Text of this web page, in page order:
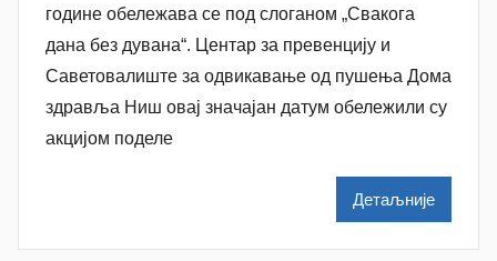
о
р
A
n
e
године обележава се под слоганом „Свакога
дана без дувана“. Центар за превенцију и
Саветовалиште за одвикавање од пушења Дома
здравља Ниш овај значајан датум обележили су
акцијом поделе
Детаљније